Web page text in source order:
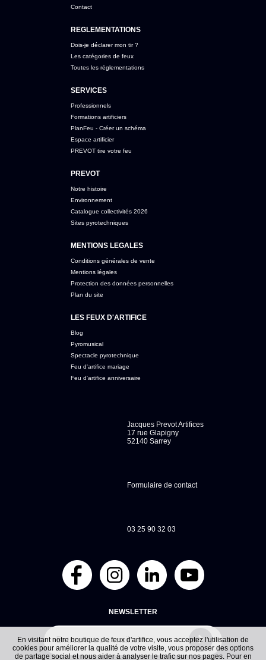
Contact
REGLEMENTATIONS
Dois-je déclarer mon tir ?
Les catégories de feux
Toutes les réglementations
SERVICES
Professionnels
Formations artificiers
PlanFeu - Créer un schéma
Espace artificier
PREVOT tire votre feu
PREVOT
Notre histoire
Environnement
Catalogue collectivités 2026
Sites pyrotechniques
MENTIONS LEGALES
Conditions générales de vente
Mentions légales
Protection des données personnelles
Plan du site
LES FEUX D'ARTIFICE
Blog
Pyromusical
Spectacle pyrotechnique
Feu d'artifice mariage
Feu d'artifice anniversaire
Jacques Prevot Artifices
17 rue Glapigny
52140 Sarrey
Formulaire de contact
03 25 90 32 03
NEWSLETTER
En visitant notre boutique de feux d'artifice, vous acceptez l'utilisation de
cookies pour améliorer la qualité de votre visite, vous proposer des options
de partage social et nous aider à analyser le trafic sur nos pages. Pour en